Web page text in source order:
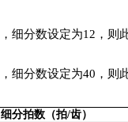
，细分数设定为12 ，则
，细分数设定为40 ，则
细分拍数（拍/齿）